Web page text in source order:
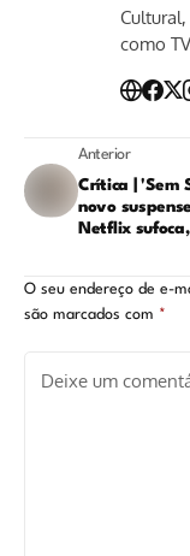
como
Anterior
Crítica | 'Sem
novo
Netflix
O seu endereço de e-
são marcados com *